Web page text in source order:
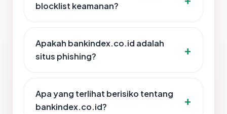
blocklist keamanan?
Apakah bankindex.co.id adalah
situs phishing?
Apa yang terlihat berisiko tentang
bankindex.co.id?